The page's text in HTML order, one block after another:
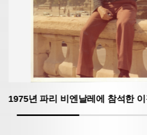
1975년 파리 비엔날레에 참석한